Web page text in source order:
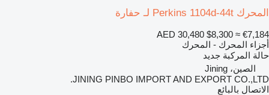
المحرك Perkins 1104d-44t لـ حفارة
AED 30,480 $8,300 ≈ €7,184
أجزاء المحرك - المحرك
حالة المركبة جديد
الصين، Jining
JINING PINBO IMPORT AND EXPORT CO.,LTD.
الاتصال بالبائع